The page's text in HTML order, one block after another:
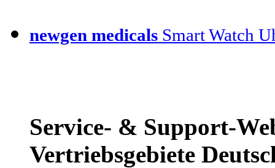
newgen medicals Smart Watch
Service- & Support-
Vertriebsgebiete